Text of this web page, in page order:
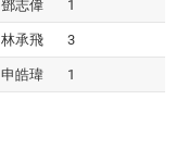
鄧志偉 1
林承飛 3
申皓瑋 1